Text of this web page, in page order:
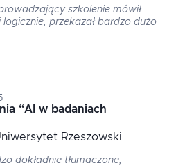
szkolenie mówił
logicznie, przekazał bardzo dużo
“AI w badaniach
Rzeszowski
dokładnie tłumaczone,